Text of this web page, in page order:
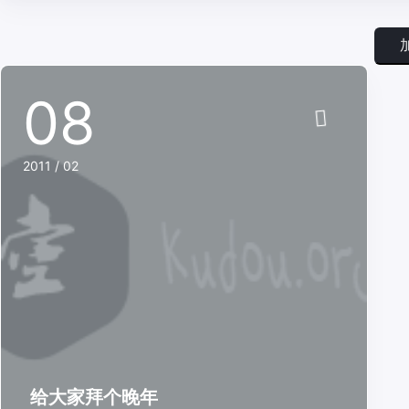
给大家拜个晚年
08
2011 / 02